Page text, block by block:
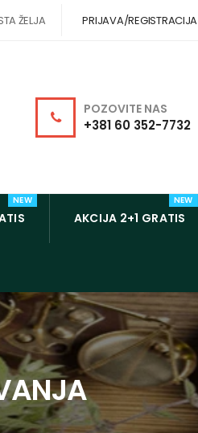
ŽELJA PRIJAVA/REGISTRACIJA
POZOVITE NAS
+381 60 352-7732
NEW
AKCIJA 2+1 GRATIS
NEW